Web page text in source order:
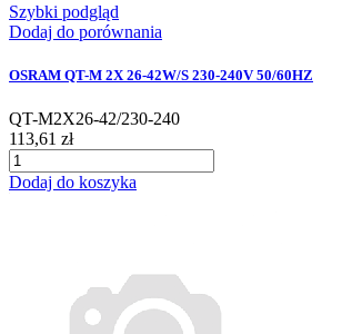
Szybki podgląd
Dodaj do porównania
OSRAM QT-M 2X 26-42W/S 230-240V 50/60HZ
QT-M2X26-42/230-240
113,61 zł
Dodaj do koszyka